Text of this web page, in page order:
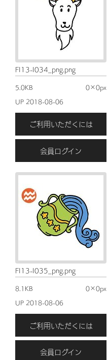
FI13-I034_png.png
5.0KB
0×0px
UP 2018-08-06
ご利用いただくには
会員ログイン
FI13-I035_png.png
8.1KB
0×0px
UP 2018-08-06
ご利用いただくには
会員ログイン